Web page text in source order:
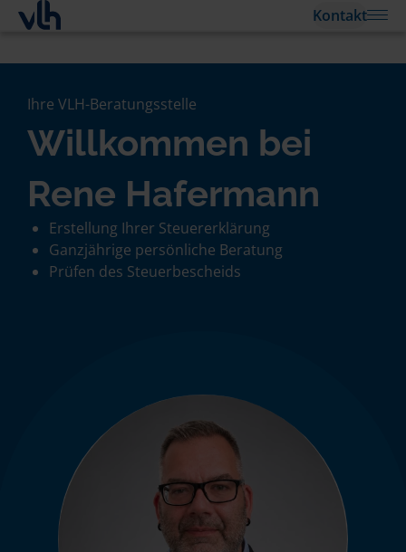
Kontakt
Ihre VLH-Beratungsstelle
Willkommen bei
Rene Hafermann
Erstellung Ihrer Steuererklärung
Ganzjährige persönliche Beratung
Prüfen des Steuerbescheids